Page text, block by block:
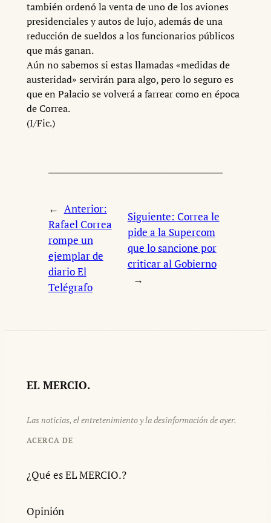
también ordenó la venta de uno de los aviones
presidenciales y autos de lujo, además de una
reducción de sueldos a los funcionarios públicos
que más ganan.
Aún no sabemos si estas llamadas «medidas de
austeridad» servirán para algo, pero lo seguro es
que en Palacio se volverá a farrear como en época
de Correa.
(I/Fic.)
← Anterior:
Rafael Correa
rompe un
ejemplar de
diario El
Telégrafo
Siguiente: Correa le
pide a la Supercom
que lo sancione por
criticar al Gobierno
→
EL MERCIO.
Las noticias, el entretenimiento y la desinformación de ayer.
ACERCA DE
¿Qué es EL MERCIO.?
Opinión